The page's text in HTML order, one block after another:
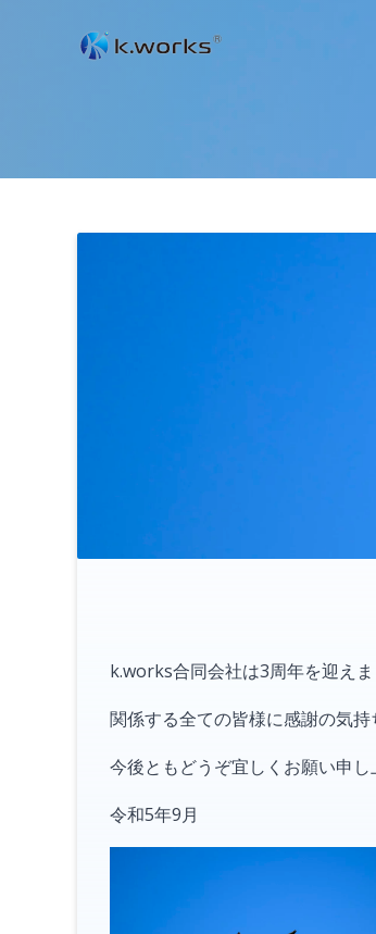
k.works合同会社は3周年を迎えま
関係する全ての皆様に感謝の気持
今後ともどうぞ宜しくお願い申し
令和5年9月